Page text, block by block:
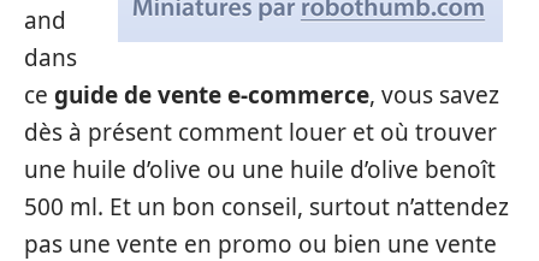
and
dans
ce guide de vente e-commerce, vous savez
dès à présent comment louer et où trouver
une huile d’olive ou une huile d’olive benoît
500 ml. Et un bon conseil, surtout n’attendez
pas une vente en promo ou bien une vente